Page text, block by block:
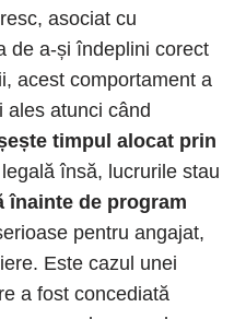
asociat cu
de a-și îndeplini corect
acest comportament a
ales atunci când
timpul alocat prin
însă, lucrurile stau
înainte de program
pentru angajat,
Este cazul unei
a fost concediată